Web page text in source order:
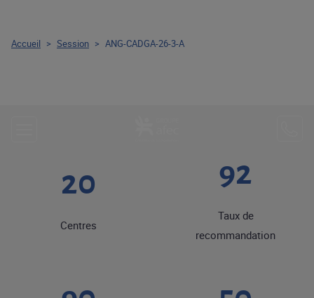
20
Centres
92
Taux de
recommandation
Accueil > Session > ANG-CADGA-26-3-A